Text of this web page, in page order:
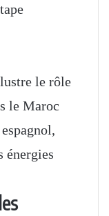
le rôle
le Maroc
énergies